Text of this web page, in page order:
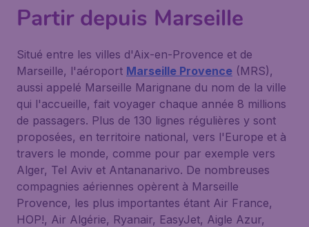
Partir depuis Marseille
Situé entre les villes d'Aix-en-Provence et de
Marseille, l'aéroport Marseille Provence (MRS),
aussi appelé Marseille Marignane du nom de la ville
qui l'accueille, fait voyager chaque année 8 millions
de passagers. Plus de 130 lignes régulières y sont
proposées, en territoire national, vers l'Europe et à
travers le monde, comme pour par exemple vers
Alger, Tel Aviv et Antananarivo. De nombreuses
compagnies aériennes opèrent à Marseille
Provence, les plus importantes étant Air France,
HOP!, Air Algérie, Ryanair, EasyJet, Aigle Azur,